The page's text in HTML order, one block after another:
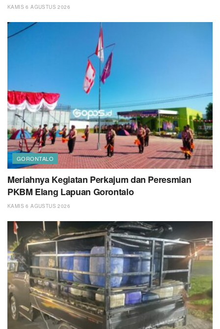
KAMIS 6 AGUSTUS 2026
GORONTALO
Meriahnya Kegiatan Perkajum dan Peresmian
PKBM Elang Lapuan Gorontalo
KAMIS 6 AGUSTUS 2026